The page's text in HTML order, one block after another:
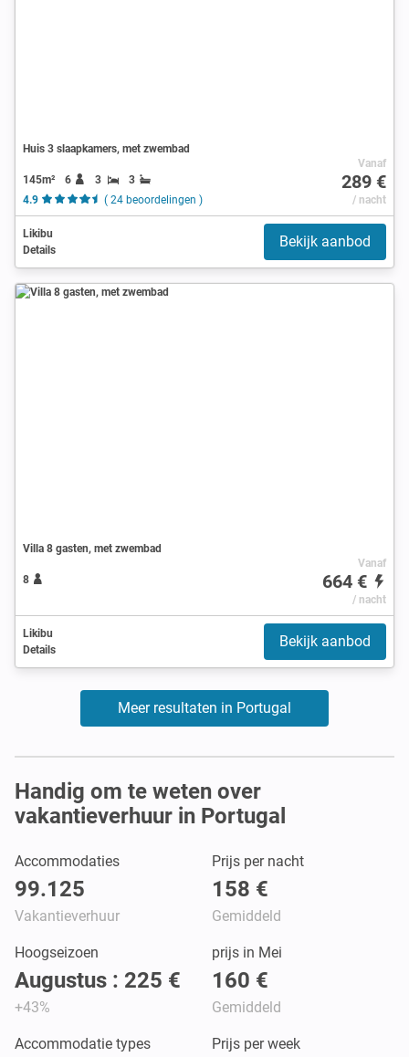
Huis 3 slaapkamers, met zwembad
145m² 6 3
3
4.9
( 24 beoordelingen )
Vanaf
289 €
/ nacht
Likibu
Details
Bekijk aanbod
Villa 8 gasten, met zwembad
8
Vanaf
664 €
/ nacht
Likibu
Details
Bekijk aanbod
Meer resultaten in Portugal
Handig om te weten over
vakantieverhuur in Portugal
Accommodaties
99.125
Vakantieverhuur
Prijs per nacht
158 €
Gemiddeld
Hoogseizoen
Augustus : 225 €
+43%
prijs in Mei
160 €
Gemiddeld
Accommodatie types Prijs per week